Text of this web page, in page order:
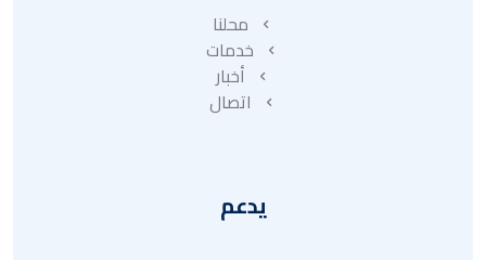
محلنا
خدمات
أخبار
اتصال
يدعم